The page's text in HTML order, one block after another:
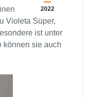
2022
Violeta Süper,
ist unter
können sie auch